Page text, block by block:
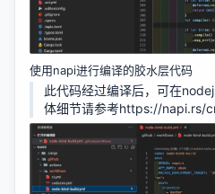
使用napi进行编译的胶水层代码
此代码经过编译后，可在
体细节请参考https://napi.rs/